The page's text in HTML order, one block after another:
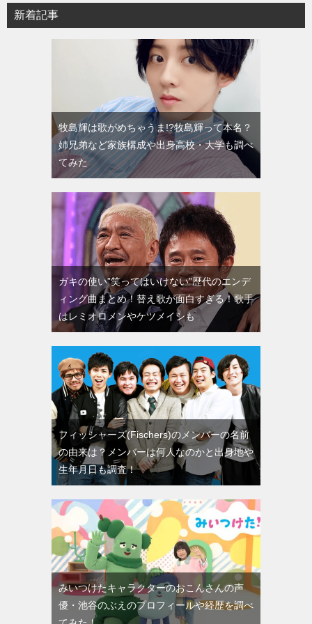
新着記事
牧島輝は歌がめちゃうま!?牧島輝って本名？
姉兄弟など家族構成や出身高校・大学も調べ
てみた
ガキの使い”笑ってはいけない”歴代のエンデ
ィング曲まとめ！替え歌が面白すぎる！歌手
はレミオロメンやケツメイシも
フィッシャーズ(Fischers)のメンバーの名前
の由来は？メンバーは何人なのかと出身地や
生年月日も調査！
みいつけたキャラクターのおこんさんの声
優・池谷のぶえのプロフィールや経歴を調べ